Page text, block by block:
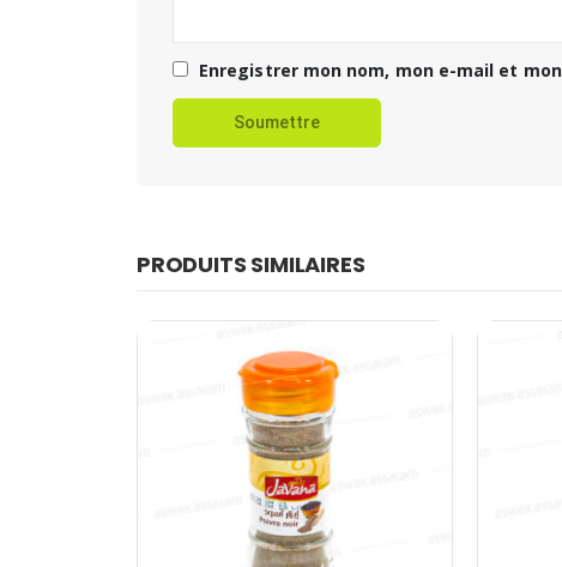
Enregistrer mon nom, mon e-mail et
PRODUITS SIMILAIRES